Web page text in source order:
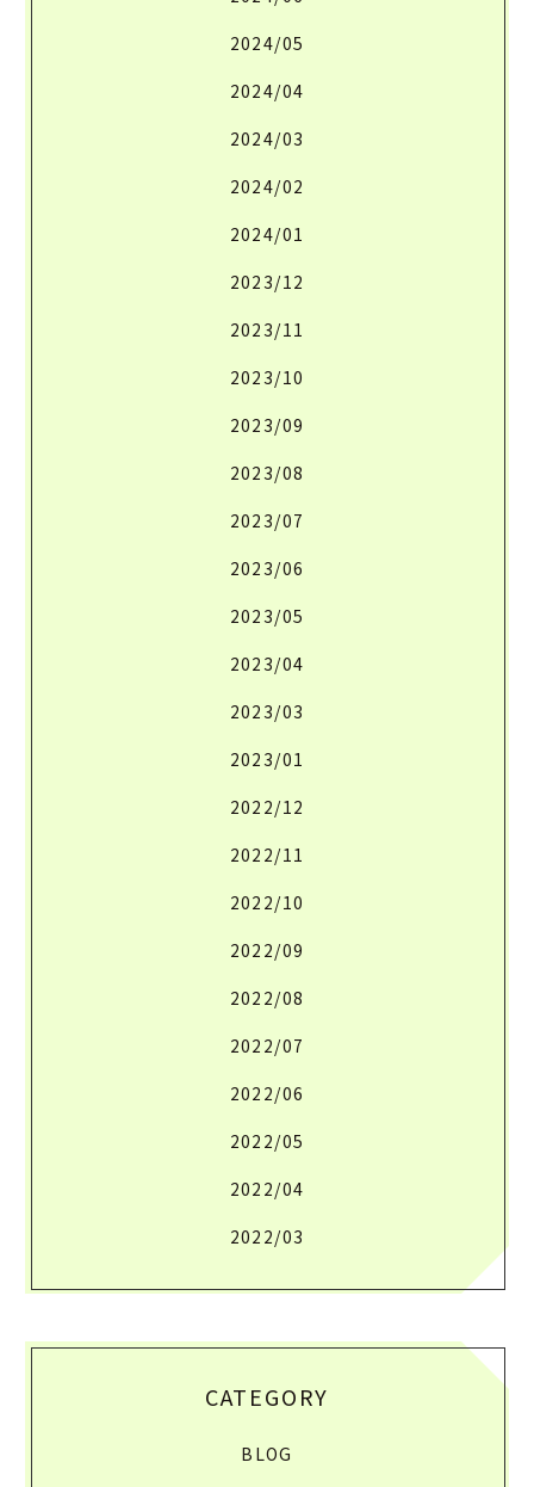
2024/05
2024/04
2024/03
2024/02
2024/01
2023/12
2023/11
2023/10
2023/09
2023/08
2023/07
2023/06
2023/05
2023/04
2023/03
2023/01
2022/12
2022/11
2022/10
2022/09
2022/08
2022/07
2022/06
2022/05
2022/04
2022/03
CATEGORY
BLOG